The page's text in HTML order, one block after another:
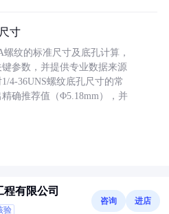
寸
纹的标准尺寸及底孔计算，
参数，并提供专业数据来源
4-36UNS螺纹底孔尺寸的常
确推荐值（Φ5.18mm），并
程有限公司
验
咨询 进店